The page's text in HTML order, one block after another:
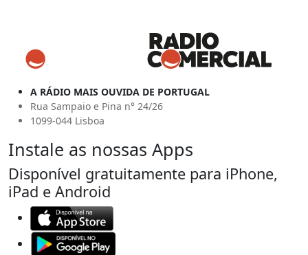
A RÁDIO MAIS OUVIDA DE PORTUGAL
Rua Sampaio e Pina n° 24/26
1099-044 Lisboa
Instale as nossas Apps
Disponível gratuitamente para iPhone,
iPad e Android